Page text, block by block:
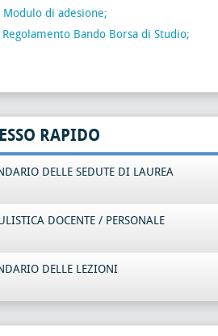
Modulo di adesione;
Regolamento Bando Borsa di Studio;
RAPIDO
DELLE SEDUTE DI LAUREA
DOCENTE / PERSONALE
DELLE LEZIONI